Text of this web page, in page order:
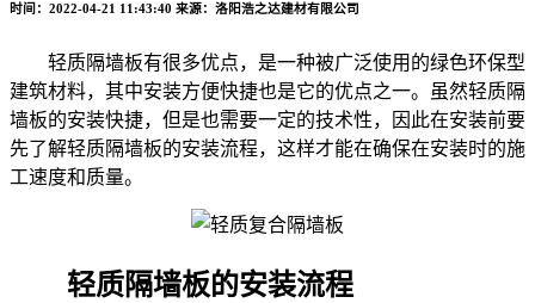
时间：2022-04-21 11:43:40 来源：洛阳浩之达建材有限公司
轻质隔墙板有很多优点，是一种被广泛使用的绿色环保型
建筑材料，其中安装方便快捷也是它的优点之一。虽然轻质隔
墙板的安装快捷，但是也需要一定的技术性，因此在安装前要
先了解轻质隔墙板的安装流程，这样才能在确保在安装时的施
工速度和质量。
轻质隔墙板的安装流程